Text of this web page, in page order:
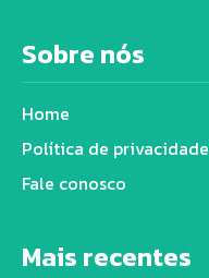
Sobre nós
Home
Política de privacidade
Fale conosco
Mais recentes